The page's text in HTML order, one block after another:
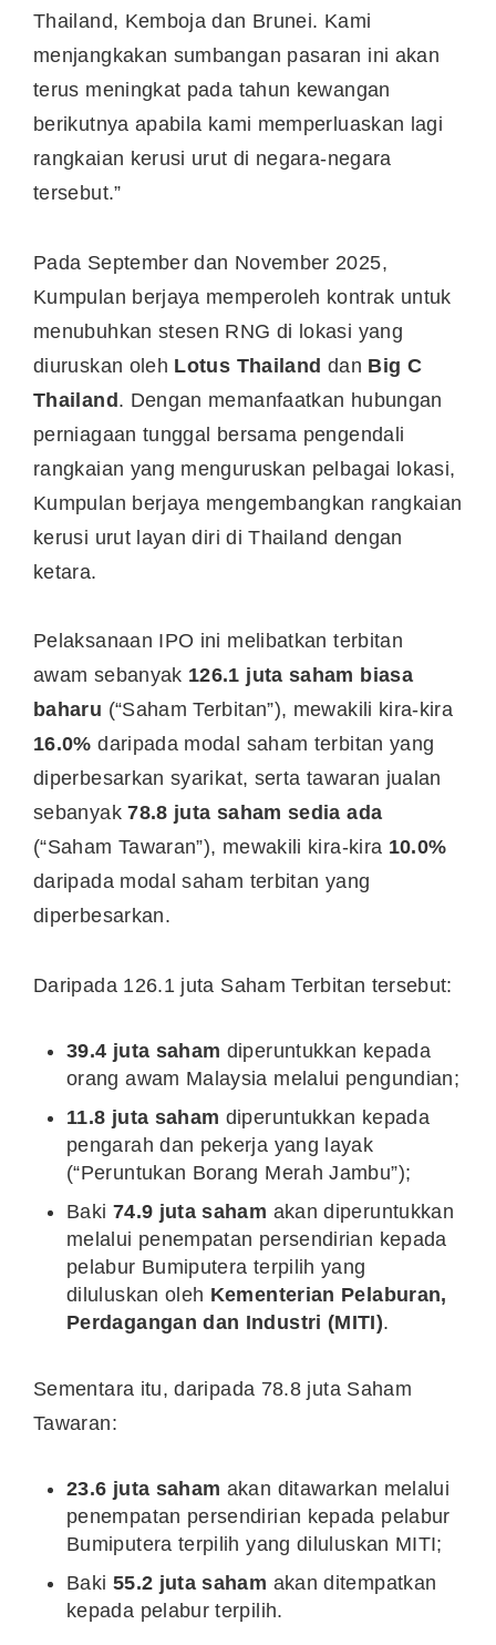
Thailand, Kemboja dan Brunei. Kami
menjangkakan sumbangan pasaran ini akan
terus meningkat pada tahun kewangan
berikutnya apabila kami memperluaskan lagi
rangkaian kerusi urut di negara-negara
tersebut.”
Pada September dan November 2025,
Kumpulan berjaya memperoleh kontrak untuk
menubuhkan stesen RNG di lokasi yang
diuruskan oleh Lotus Thailand dan Big C
Thailand. Dengan memanfaatkan hubungan
perniagaan tunggal bersama pengendali
rangkaian yang menguruskan pelbagai lokasi,
Kumpulan berjaya mengembangkan rangkaian
kerusi urut layan diri di Thailand dengan
ketara.
Pelaksanaan IPO ini melibatkan terbitan
awam sebanyak 126.1 juta saham biasa
baharu (“Saham Terbitan”), mewakili kira-kira
16.0% daripada modal saham terbitan yang
diperbesarkan syarikat, serta tawaran jualan
sebanyak78.8 juta saham sedia ada
(“Saham Tawaran”), mewakili kira-kira 10.0%
daripada modal saham terbitan yang
diperbesarkan.
Daripada 126.1 juta Saham Terbitan tersebut:
39.4 juta saham diperuntukkan kepada
orang awam Malaysia melalui pengundian;
11.8 juta saham diperuntukkan kepada
pengarah dan pekerja yang layak
(“Peruntukan Borang Merah Jambu”);
Baki 74.9 juta saham akan diperuntukkan
melalui penempatan persendirian kepada
pelabur Bumiputera terpilih yang
diluluskan oleh Kementerian Pelaburan,
Perdagangan dan Industri (MITI).
Sementara itu, daripada 78.8 juta Saham
Tawaran:
23.6 juta saham akan ditawarkan melalui
penempatan persendirian kepada pelabur
Bumiputera terpilih yang diluluskan MITI;
Baki 55.2 juta saham akan ditempatkan
kepada pelabur terpilih.